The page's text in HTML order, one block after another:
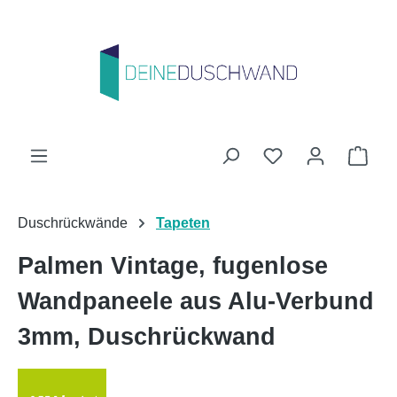
Du hast 0
Duschrückwände Tapeten
Palmen Vintage, fugenlose
Wandpaneele aus Alu-Verbund
3mm, Duschrückwand